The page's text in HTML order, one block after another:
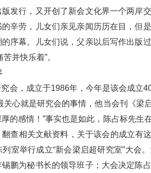
发行，又开创了新会文化界一个两岸
辛劳，儿女们亲见亲闻历历在目，但
序幕。儿女们说，父亲以后写作出版
并快乐着”。
会，成立于1986年，今年是该会成立
关心就是研究会的事情，他当会刊《
的感情！”事实也是如此，陈占标先
查相关文献资料，关于该会的成立有
室举行成立“新会梁启超研究室”大会
鹏为秘书长的领导班子；大会决定陈